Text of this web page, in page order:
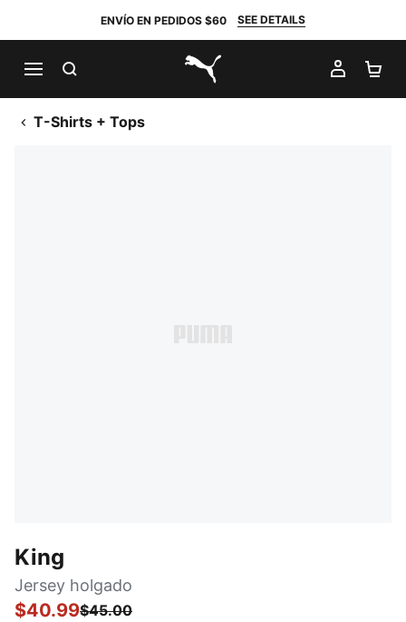
ENVÍO EN PEDIDOS $60 SEE DETAILS
PUMA.com
MI
T-Shirts + Tops
King
Jersey holgado
$40.99$45.00